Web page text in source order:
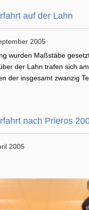
auf der Lahn
2005
wurden Maßstäbe
der Lahn trafen sich
der insgesamt zwanzig
nach Prieros
2005